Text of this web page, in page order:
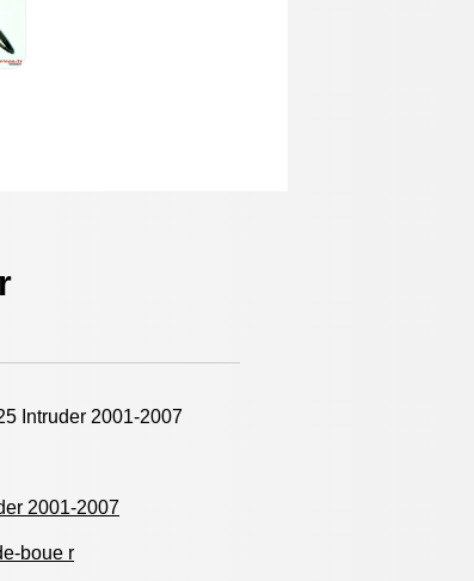
Intruder 2001-2007
2001-2007
boue r